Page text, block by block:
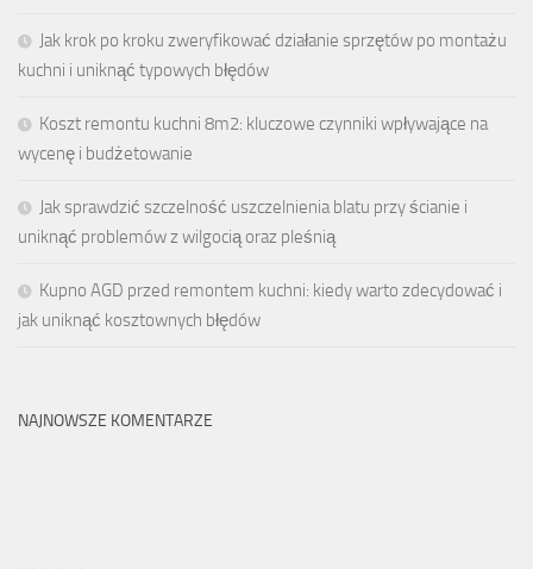
Jak krok po kroku zweryfikować działanie sprzętów po montażu
kuchni i uniknąć typowych błędów
Koszt remontu kuchni 8m2: kluczowe czynniki wpływające na
wycenę i budżetowanie
Jak sprawdzić szczelność uszczelnienia blatu przy ścianie i
uniknąć problemów z wilgocią oraz pleśnią
Kupno AGD przed remontem kuchni: kiedy warto zdecydować i
jak uniknąć kosztownych błędów
NAJNOWSZE KOMENTARZE